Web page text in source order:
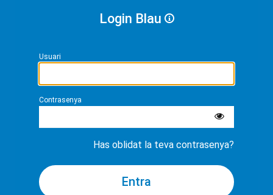
Login Blau
Usuari
Contrasenya
Has oblidat la teva contrasenya?